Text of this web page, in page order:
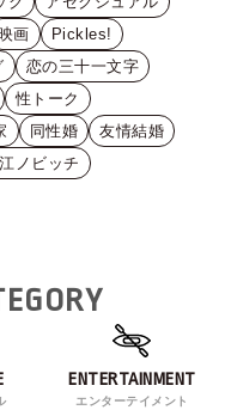
画
Pickles!
恋の三十一文字
性トーク
同性婚
友情結婚
ノビッチ
ENTERTAINMENT
エンターテイメント